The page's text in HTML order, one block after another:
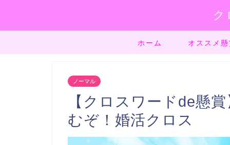
ク
ホーム オススメ
ノーマル
【クロスワードde懸
むぞ！婚活クロス